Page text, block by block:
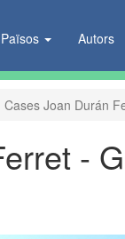
Països Autors
Cases Joan Durán
-